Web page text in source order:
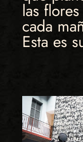
las
cada
Esta es